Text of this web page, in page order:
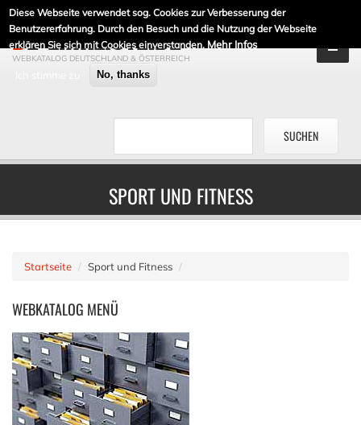
Diese Webseite verwendet sog. Cookies zur Verbesserung der
Benutzererfahrung. Durch den Besuch und die Nutzung der Webseite
erklären Sie sich mit Cookies einverstanden. Mehr Infos
No, thanks
DE-LINKLISTE.DE
WEBKATALOG DEUTSCHLAND & ÖSTERREICH
SPORT UND FITNESS
Startseite Sport und Fitness
WEBKATALOG MENÜ